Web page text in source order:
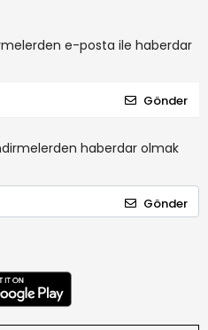
e-posta ile haberdar
Gönder
haberdar olmak
Gönder